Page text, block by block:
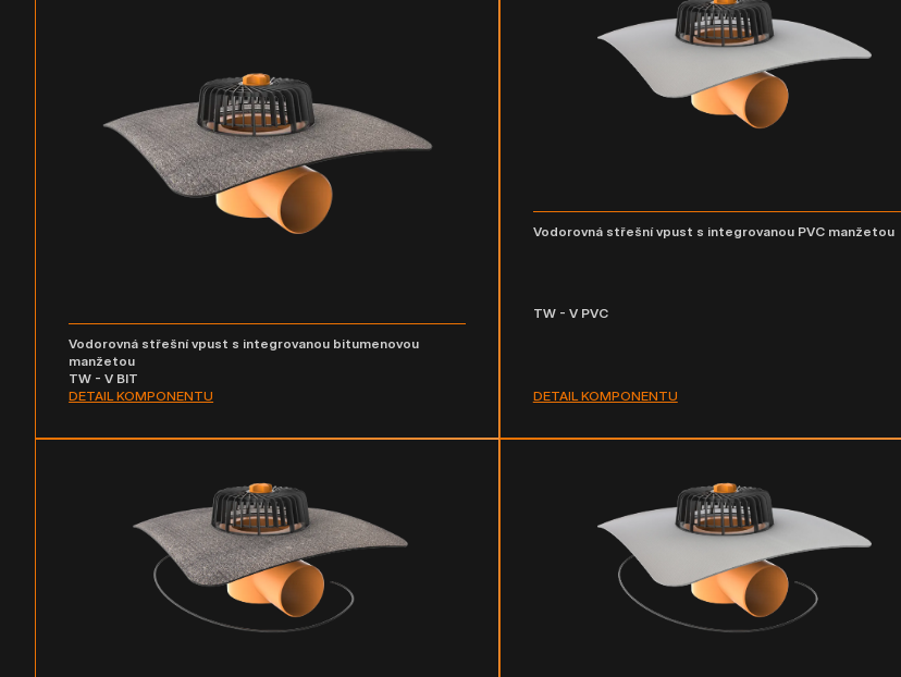
Vodorovná střešní vpust s integrovanou bitumenovou
manžetou
TW - V BIT
DETAIL KOMPONENTU
Vodorovná střešní vpust s integrovanou PVC manžetou
TW - V PVC
DETAIL KOMPONENTU